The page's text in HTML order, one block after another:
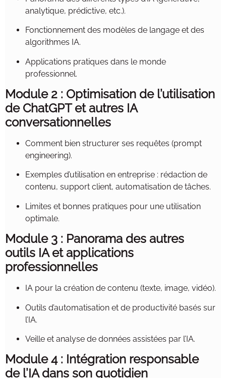
analytique, prédictive, etc.).
Fonctionnement des modèles de langage et des
algorithmes IA.
Applications pratiques dans le monde
professionnel.
Module 2 : Optimisation de l’utilisation
de ChatGPT et autres IA
conversationnelles
Comment bien structurer ses requêtes (prompt
engineering).
Exemples d’utilisation en entreprise : rédaction de
contenu, support client, automatisation de tâches.
Limites et bonnes pratiques pour une utilisation
optimale.
Module 3 : Panorama des autres
outils IA et applications
professionnelles
IA pour la création de contenu (texte, image, vidéo).
Outils d’automatisation et de productivité basés sur
l’IA.
Veille et analyse de données assistées par l’IA.
Module 4 : Intégration responsable
de l’IA dans son quotidien